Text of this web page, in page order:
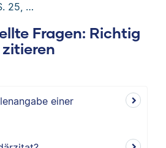
25, …
Fragen: Richtig
zitieren
einer